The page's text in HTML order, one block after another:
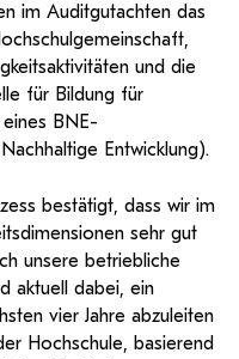
im Auditgutachten das
und die
für Bildung für
eines BNE-
Entwicklung).
bestätigt, dass wir im
sehr gut
unsere betriebliche
aktuell dabei, ein
vier Jahre abzuleiten
Hochschule, basierend